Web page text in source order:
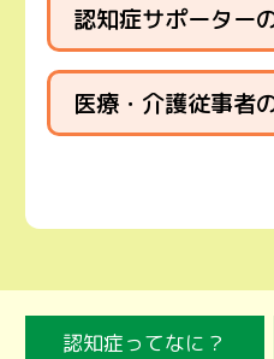
認知症サポーター
医療・介護従事者
認知症ってなに？